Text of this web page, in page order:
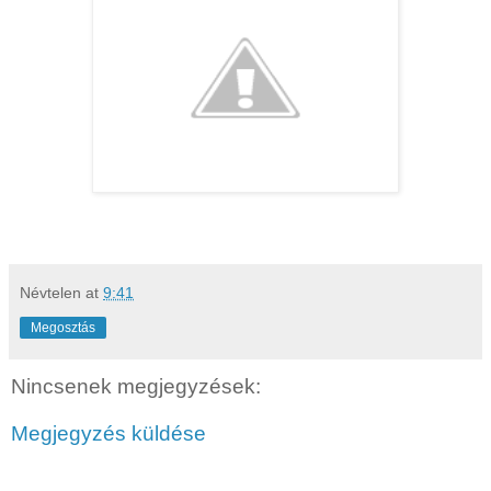
Névtelen at 9:41
Megosztás
Nincsenek megjegyzések:
Megjegyzés küldése